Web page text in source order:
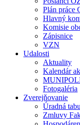
Plán práce
Hlavný
Komisie
Zápisnice
VZN
Udalosti
Aktuality
Kalendár
Fotogaléria
Zverejňovanie
Úradná
Zmluvy